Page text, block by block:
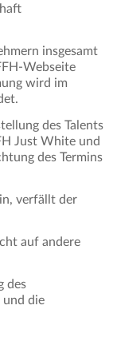
insgesamt
Webseite
wird im
des Talents
Just White und
des Termins
verfällt der
auf andere
des
und die